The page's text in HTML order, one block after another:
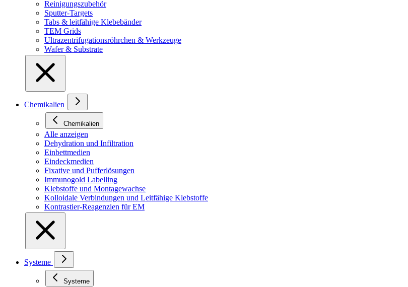
Reinigungszubehör
Sputter-Targets
Tabs & leitfähige Klebebänder
TEM Grids
Ultrazentrifugationsröhrchen & Werkzeuge
Wafer & Substrate
Chemikalien
Chemikalien
Alle anzeigen
Dehydration und Infiltration
Einbettmedien
Eindeckmedien
Fixative und Pufferlösungen
Immunogold Labelling
Klebstoffe und Montagewachse
Kolloidale Verbindungen und Leitfähige Klebstoffe
Kontrastier-Reagenzien für EM
Systeme
Systeme